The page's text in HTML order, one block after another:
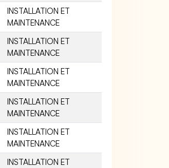
INSTALLATION ET
MAINTENANCE
INSTALLATION ET
MAINTENANCE
INSTALLATION ET
MAINTENANCE
INSTALLATION ET
MAINTENANCE
INSTALLATION ET
MAINTENANCE
INSTALLATION ET